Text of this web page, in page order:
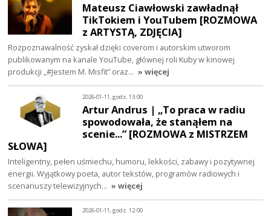
Mateusz Ciawłowski zawładnął
TikTokiem i YouTubem [ROZMOWA
z ARTYSTĄ, ZDJĘCIA]
Rozpoznawalność zyskał dzięki coverom i autorskim utworom
publikowanym na kanale YouTube, głównej roli Kuby w kinowej
produkcji „#Jestem M. Misfit” oraz… » więcej
2026-01-11, godz. 13:00
Artur Andrus | „To praca w radiu
spowodowała, że stanąłem na
scenie...” [ROZMOWA z MISTRZEM
SŁOWA]
Inteligentny, pełen uśmiechu, humoru, lekkości, zabawy i pozytywnej
energii. Wyjątkowy poeta, autor tekstów, programów radiowych i
scenariuszy telewizyjnych… » więcej
2026-01-11, godz. 12:00